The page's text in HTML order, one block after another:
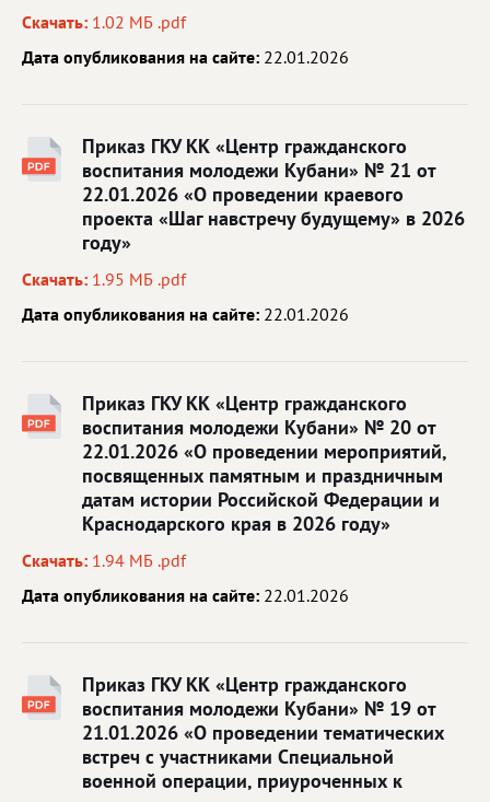
Скачать: 1.02 МБ .pdf
Дата опубликования на сайте: 22.01.2026
Приказ ГКУ КК «Центр гражданского
воспитания молодежи Кубани» № 21 от
22.01.2026 «О проведении краевого
проекта «Шаг навстречу будущему» в 2026
году»
Скачать: 1.95 МБ .pdf
Дата опубликования на сайте: 22.01.2026
Приказ ГКУ КК «Центр гражданского
воспитания молодежи Кубани» № 20 от
22.01.2026 «О проведении мероприятий,
посвященных памятным и праздничным
датам истории Российской Федерации и
Краснодарского края в 2026 году»
Скачать: 1.94 МБ .pdf
Дата опубликования на сайте: 22.01.2026
Приказ ГКУ КК «Центр гражданского
воспитания молодежи Кубани» № 19 от
21.01.2026 «О проведении тематических
встреч с участниками Специальной
военной операции, приуроченных к